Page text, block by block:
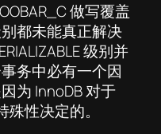
做写覆盖
都未能真正解决
级别并
务中必有一个因
为 InnoDB 对于
殊性决定的。